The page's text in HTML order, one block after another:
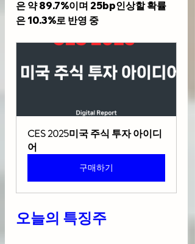
은 약 89.7%이며 25bp인상할 확률
은 10.3%로 반영 중
CES 2025미국 주식 투자 아이디
어
구매하기
오늘의 특징주